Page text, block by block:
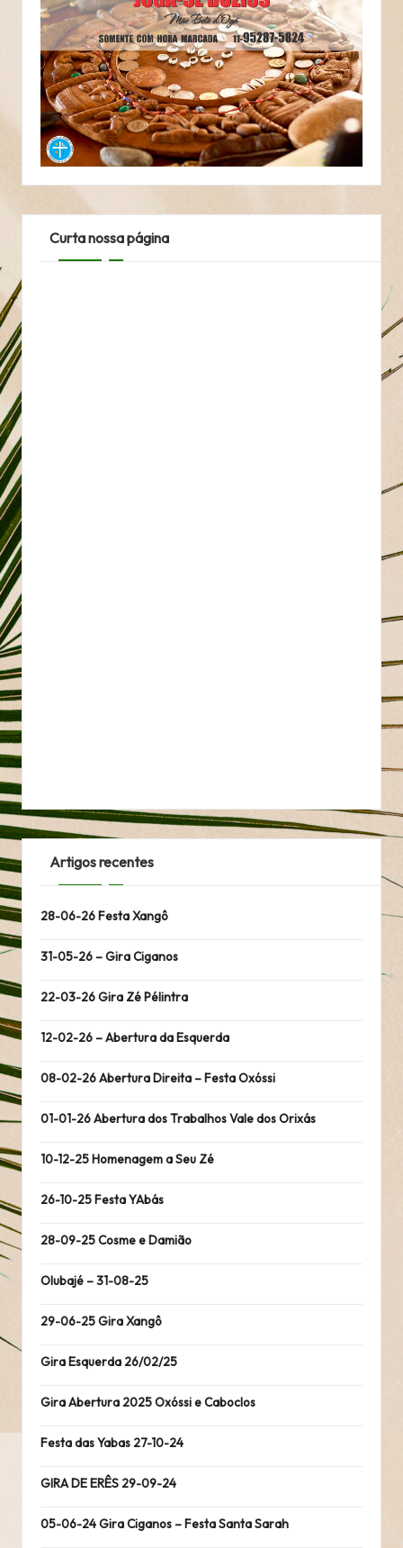
Curta nossa página
Artigos recentes
28-06-26 Festa Xangô
31-05-26 – Gira Ciganos
22-03-26 Gira Zé Pélintra
12-02-26 – Abertura da Esquerda
08-02-26 Abertura Direita – Festa Oxóssi
01-01-26 Abertura dos Trabalhos Vale dos Orixás
10-12-25 Homenagem a Seu Zé
26-10-25 Festa YAbás
28-09-25 Cosme e Damião
Olubajé – 31-08-25
29-06-25 Gira Xangô
Gira Esquerda 26/02/25
Gira Abertura 2025 Oxóssi e Caboclos
Festa das Yabas 27-10-24
GIRA DE ERÊS 29-09-24
05-06-24 Gira Ciganos – Festa Santa Sarah